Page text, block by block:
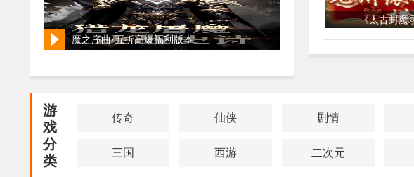
魔之序曲·五折高爆福利版本
《太古封魔
游
戏
分
类
传奇 仙侠 剧情
三国 西游 二次元